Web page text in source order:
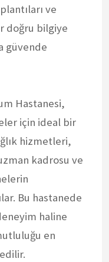
ve
doğru bilgiye
güvende
Hastanesi,
için ideal bir
hizmetleri,
kadrosu ve
Bu hastanede
haline
en